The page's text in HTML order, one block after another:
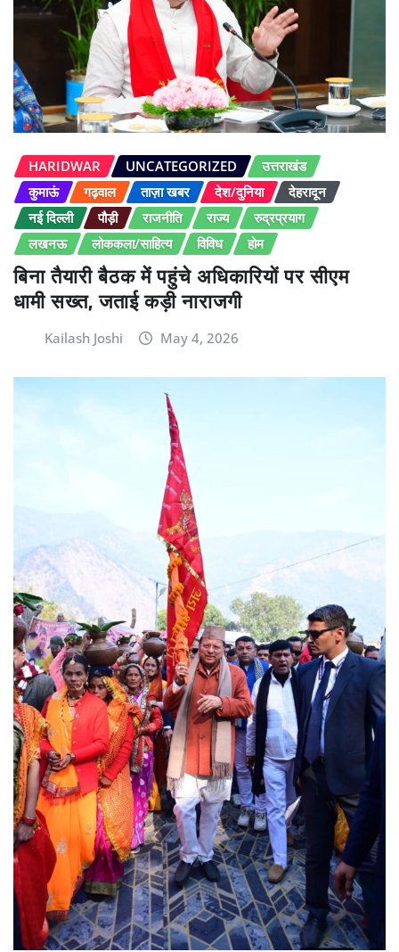
HARIDWAR UNCATEGORIZED
उत्तराखंड
कुमाऊं
गढ़वाल ताज़ा खबर देश/दुनिया
देहरादून
नई दिल्ली
पौड़ी राजनीति राज्य
रुद्रप्रयाग
लखनऊ
लोककला/साहित्य विविध होम
बिना तैयारी बैठक में पहुंचे अधिकारियों पर सीएम
धामी सख्त, जताई कड़ी नाराजगी
Kailash Joshi May 4, 2026